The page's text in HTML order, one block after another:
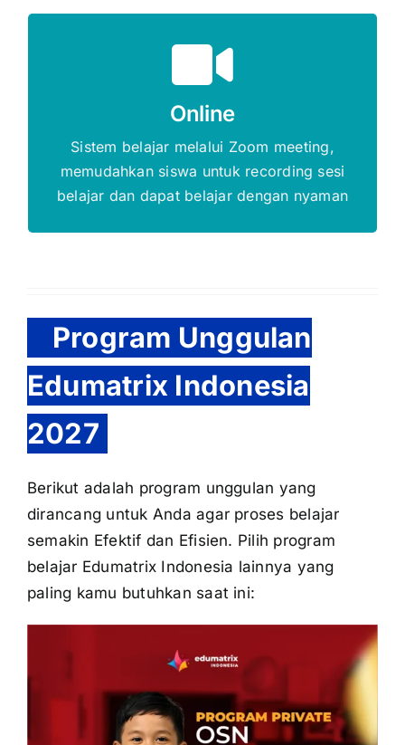
Online
Sistem belajar melalui Zoom meeting,
memudahkan siswa untuk recording sesi
belajar dan dapat belajar dengan nyaman
DAFTAR SEKARANG
Program Unggulan
Edumatrix Indonesia
2027
Berikut adalah program unggulan yang
dirancang untuk Anda agar proses belajar
semakin Efektif dan Efisien. Pilih program
belajar Edumatrix Indonesia lainnya yang
paling kamu butuhkan saat ini: